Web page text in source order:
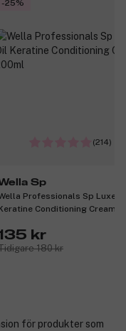
-25%
(214)
Sp
Professionals Sp Luxe
Conditioning Cream
kr
180 kr
för produkter som